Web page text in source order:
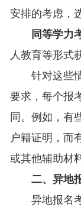
安排的考虑，
同等学力
人教育等形式
针对这些
要求，每个报
同。例如，有
户籍证明，而
或其他辅助材
二、异地
异地报名